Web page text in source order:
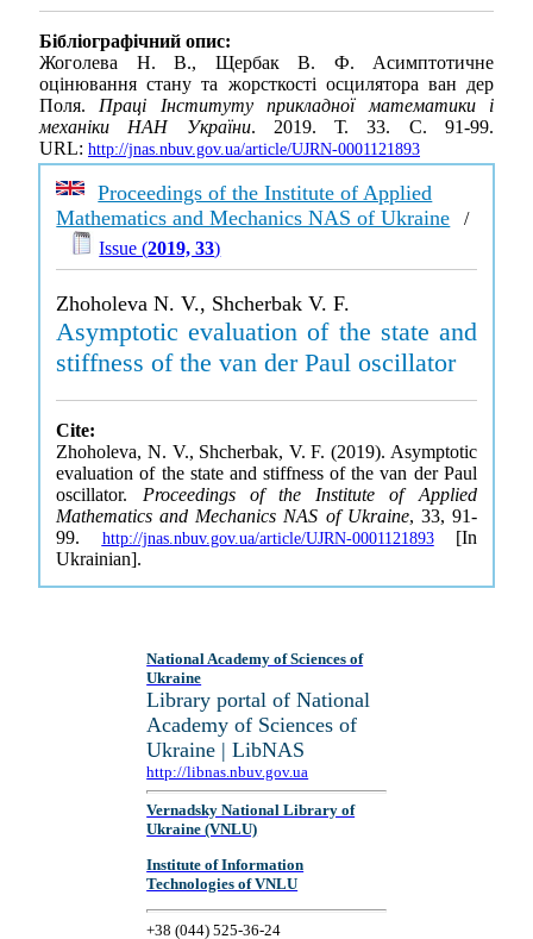
Бібліографічний опис:
Жоголева Н. В., Щербак В. Ф. Асимптотичне
оцінювання стану та жорсткості осцилятора ван дер
Поля.Праці Інституту прикладної математики і
механіки НАН України. 2019. Т. 33. С. 91-99.
URL: http://jnas.nbuv.gov.ua/article/UJRN-0001121893
Proceedings of the Institute of Applied
Mathematics and Mechanics NAS of Ukraine /
Issue (2019, 33)
Zhoholeva N. V., Shcherbak V. F.
Asymptotic evaluation of the state and
stiffness of the van der Paul oscillator
Cite:
Zhoholeva, N. V., Shcherbak, V. F. (2019). Asymptotic
evaluation of the state and stiffness of the van der Paul
oscillator. Proceedings of the Institute of Applied
Mathematics and Mechanics NAS of Ukraine, 33, 91-
99. http://jnas.nbuv.gov.ua/article/UJRN-0001121893[In
Ukrainian].
National Academy of Sciences of
Ukraine
Library portal of National
Academy of Sciences of
Ukraine | LibNAS
http://libnas.nbuv.gov.ua
Vernadsky National Library of
Ukraine (VNLU)
Institute of Information
Technologies of VNLU
+38 (044) 525-36-24